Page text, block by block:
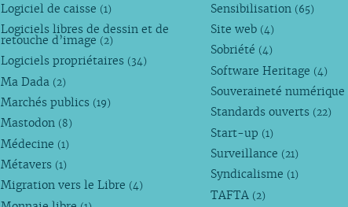
Logiciel de caisse (1)
Logiciels libres de dessin et de
retouche d’image (2)
Logiciels propriétaires (34)
Ma Dada (2)
Marchés publics (19)
Mastodon (8)
Médecine (1)
Métavers (1)
Migration vers le Libre (4)
Sensibilisation (65)
Site web (4)
Sobriété (4)
Software Heritage (4)
Souveraineté numérique
Standards ouverts (22)
Start-up (1)
Surveillance (21)
Syndicalisme (1)
TAFTA (2)